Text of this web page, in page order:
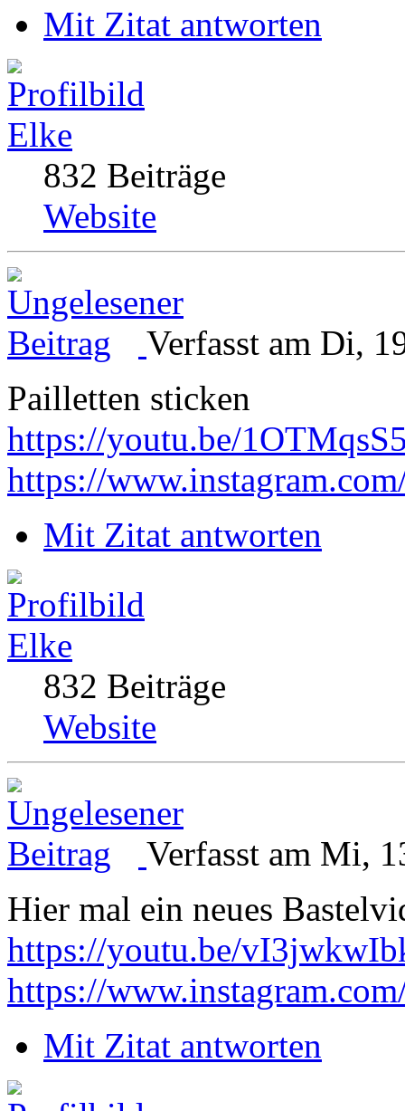
Mit Zitat antworten
Elke
832 Beiträge
Website
Verfasst am Di,
Pailletten sticken
https://youtu.be/
https://
Mit Zitat antworten
Elke
832 Beiträge
Website
Verfasst am Mi,
Hier mal ein neues
https://youtu.be/
https://
Mit Zitat antworten